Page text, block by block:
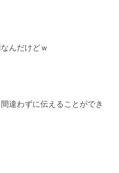
んだけどｗ
違わずに伝えることができ